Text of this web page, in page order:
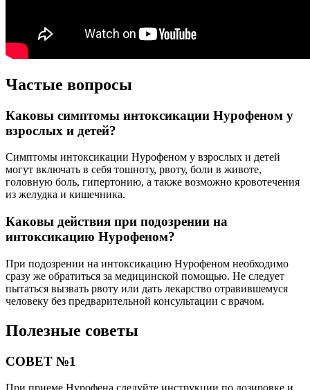
Частые вопросы
Каковы симптомы интоксикации Нурофеном у
взрослых и детей?
Симптомы интоксикации Нурофеном у взрослых и детей
могут включать в себя тошноту, рвоту, боли в животе,
головную боль, гипертонию, а также возможно кровотечения
из желудка и кишечника.
Каковы действия при подозрении на
интоксикацию Нурофеном?
При подозрении на интоксикацию Нурофеном необходимо
сразу же обратиться за медицинской помощью. Не следует
пытаться вызвать рвоту или дать лекарство отравившемуся
человеку без предварительной консультации с врачом.
Полезные советы
СОВЕТ №1